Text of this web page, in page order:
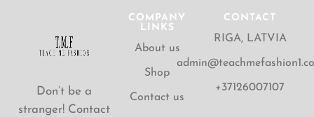
Don’t be a
stranger! Contact
COMPANY
LINKS
About us
Shop
Contact us
CONTACT
RIGA, LATVIA
+37126007107